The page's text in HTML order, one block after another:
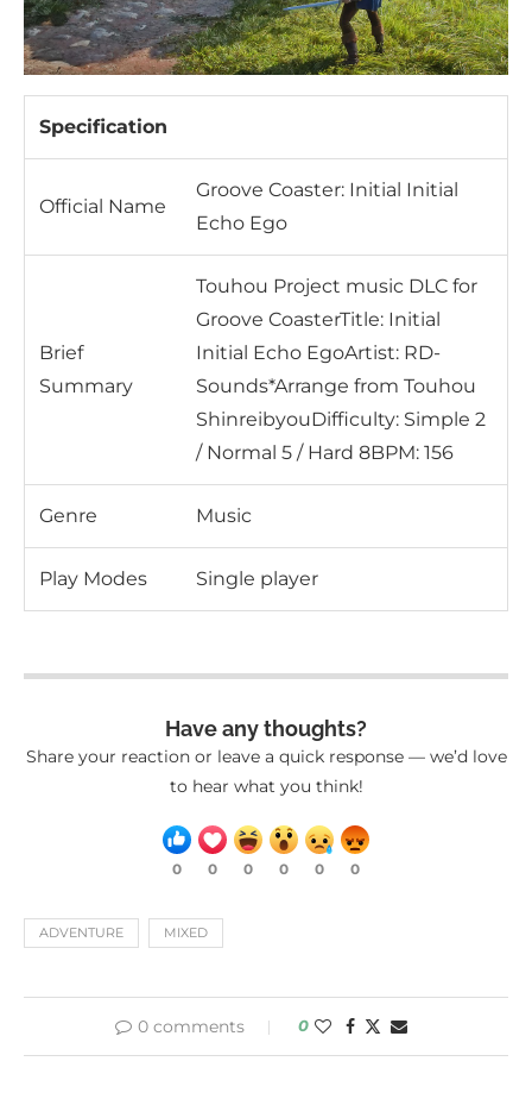
Specification
Official Name
Groove Coaster: Initial Initial
Echo Ego
Brief
Summary
Touhou Project music DLC for
Groove CoasterTitle: Initial
Initial Echo EgoArtist: RD-
Sounds*Arrange from Touhou
ShinreibyouDifficulty: Simple 2
/ Normal 5 / Hard 8BPM: 156
Genre Music
Play Modes Single player
Have any thoughts?
Share your reaction or leave a quick response — we’d love
to hear what you think!
0 0 0 0 0 0
ADVENTURE MIXED
0 comments 0